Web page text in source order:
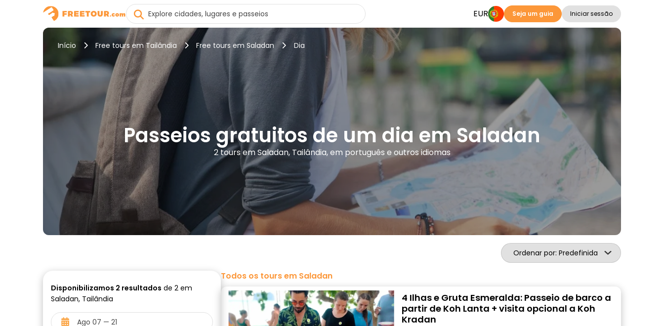
EUR Seja um guia Iniciar sessão
Início Free tours em Tailândia Free tours em Saladan Dia
Passeios gratuitos de um dia em Saladan
2 tours em Saladan, Tailândia, em português e outros idiomas
Ordenar por: Predefinida
Disponibilizamos 2 resultados de 2 em
Saladan, Tailândia
Todos os tours em Saladan
4 Ilhas e Gruta Esmeralda: Passeio de barco a
partir de Koh Lanta + visita opcional a Koh
Kradan